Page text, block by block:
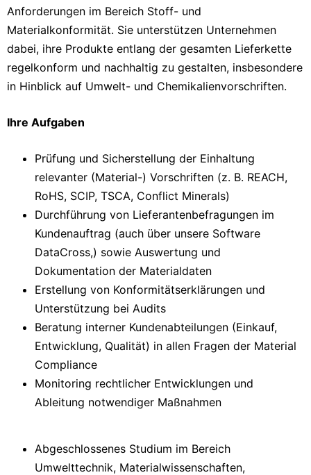
Anforderungen im Bereich Stoff- und
Materialkonformität. Sie unterstützen Unternehmen
dabei, ihre Produkte entlang der gesamten Lieferkette
regelkonform und nachhaltig zu gestalten, insbesondere
in Hinblick auf Umwelt- und Chemikalienvorschriften.
Ihre Aufgaben
Prüfung und Sicherstellung der Einhaltung
relevanter (Material-) Vorschriften (z. B. REACH,
RoHS, SCIP, TSCA, Conflict Minerals)
Durchführung von Lieferantenbefragungen im
Kundenauftrag (auch über unsere Software
DataCross,) sowie Auswertung und
Dokumentation der Materialdaten
Erstellung von Konformitätserklärungen und
Unterstützung bei Audits
Beratung interner Kundenabteilungen (Einkauf,
Entwicklung, Qualität) in allen Fragen der Material
Compliance
Monitoring rechtlicher Entwicklungen und
Ableitung notwendiger Maßnahmen
Abgeschlossenes Studium im Bereich
Umwelttechnik, Materialwissenschaften,